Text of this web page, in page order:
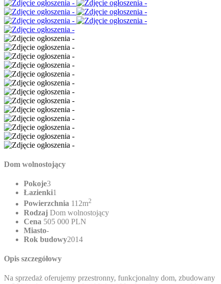
Dom wolnostojący
Pokoje3
Łazienki1
Powierzchnia 112m2
Rodzaj Dom wolnostojący
Cena 505 000 PLN
Miasto-
Rok budowy2014
Opis szczegółowy
Na sprzedaż oferujemy przestronny, funkcjonalny dom, zbudowany